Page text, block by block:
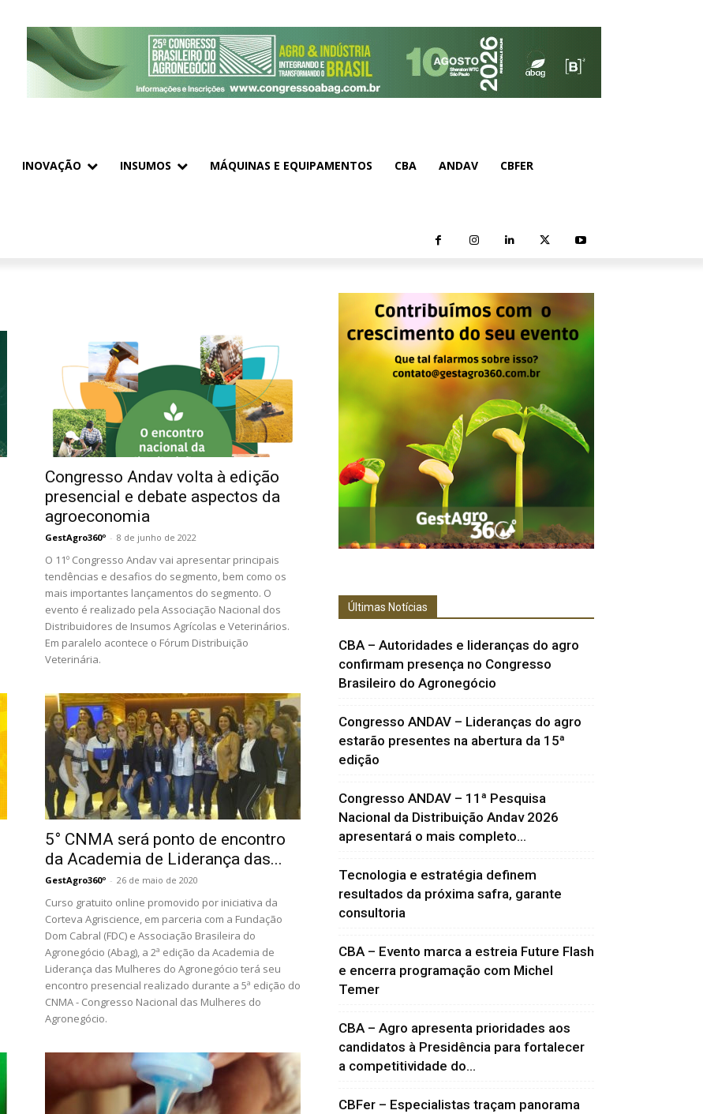
INOVAÇÃO INSUMOS MÁQUINAS E EQUIPAMENTOS CBA ANDAV CBFER
Congresso Andav volta à edição
presencial e debate aspectos da
agroeconomia
GestAgro360º - 8 de junho de 2022
O 11º Congresso Andav vai apresentar principais
tendências e desafios do segmento, bem como os
mais importantes lançamentos do segmento. O
evento é realizado pela Associação Nacional dos
Distribuidores de Insumos Agrícolas e Veterinários.
Em paralelo acontece o Fórum Distribuição
Veterinária.
5° CNMA será ponto de encontro
da Academia de Liderança das...
GestAgro360º - 26 de maio de 2020
Curso gratuito online promovido por iniciativa da
Corteva Agriscience, em parceria com a Fundação
Dom Cabral (FDC) e Associação Brasileira do
Agronegócio (Abag), a 2ª edição da Academia de
Liderança das Mulheres do Agronegócio terá seu
encontro presencial realizado durante a 5ª edição do
CNMA - Congresso Nacional das Mulheres do
Agronegócio.
Últimas Notícias
CBA – Autoridades e lideranças do agro
confirmam presença no Congresso
Brasileiro do Agronegócio
Congresso ANDAV – Lideranças do agro
estarão presentes na abertura da 15ª
edição
Congresso ANDAV – 11ª Pesquisa
Nacional da Distribuição Andav 2026
apresentará o mais completo...
Tecnologia e estratégia definem
resultados da próxima safra, garante
consultoria
CBA – Evento marca a estreia Future Flash
e encerra programação com Michel
Temer
CBA – Agro apresenta prioridades aos
candidatos à Presidência para fortalecer
a competitividade do...
CBFer – Especialistas traçam panorama